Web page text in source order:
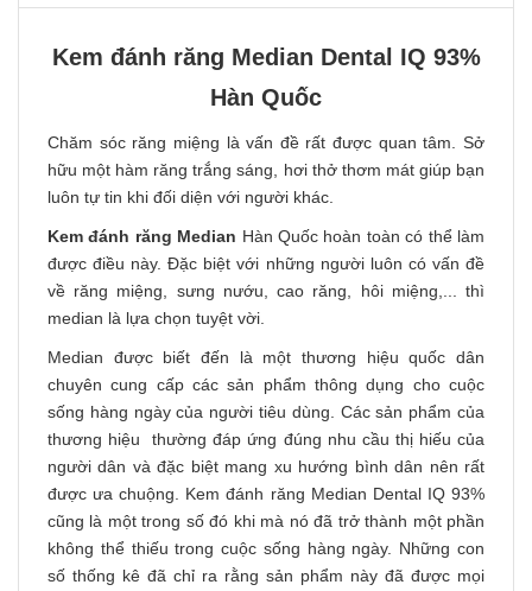
Kem đánh răng Median Dental IQ 93%
Hàn Quốc
Chăm sóc răng miệng là vấn đề rất được quan tâm. Sở
hữu một hàm răng trắng sáng, hơi thở thơm mát giúp bạn
luôn tự tin khi đối diện với người khác.
Kem đánh răng Median Hàn Quốc hoàn toàn có thể làm
được điều này. Đặc biệt với những người luôn có vấn đề
về răng miệng, sưng nướu, cao răng, hôi miệng,... thì
median là lựa chọn tuyệt vời.
Median được biết đến là một thương hiệu quốc dân
chuyên cung cấp các sản phẩm thông dụng cho cuộc
sống hàng ngày của người tiêu dùng. Các sản phẩm của
thương hiệu thường đáp ứng đúng nhu cầu thị hiếu của
người dân và đặc biệt mang xu hướng bình dân nên rất
được ưa chuộng. Kem đánh răng Median Dental IQ 93%
cũng là một trong số đó khi mà nó đã trở thành một phần
không thể thiếu trong cuộc sống hàng ngày. Những con
số thống kê đã chỉ ra rằng sản phẩm này đã được mọi